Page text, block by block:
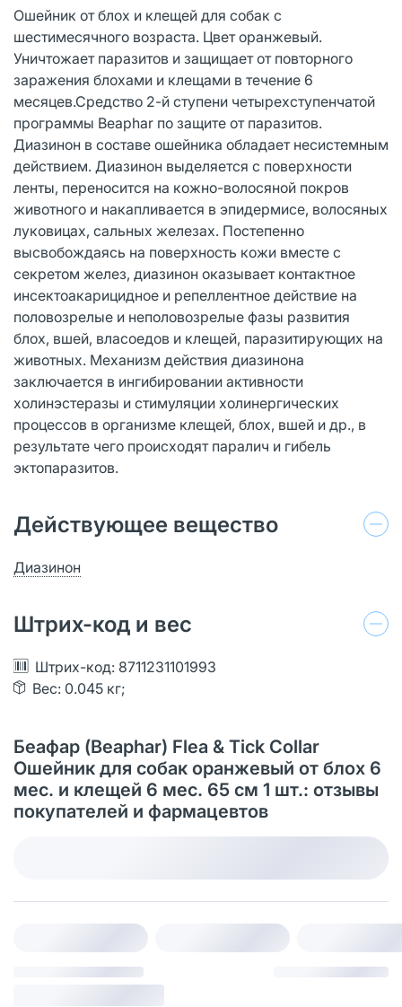
Ошейник от блох и клещей для собак с
шестимесячного возраста. Цвет оранжевый.
Уничтожает паразитов и защищает от повторного
заражения блохами и клещами в течение 6
месяцев.Средство 2-й ступени четырехступенчатой
программы Beaphar по защите от паразитов.
Диазинон в составе ошейника обладает несистемным
действием. Диазинон выделяется с поверхности
ленты, переносится на кожно-волосяной покров
животного и накапливается в эпидермисе, волосяных
луковицах, сальных железах. Постепенно
высвобождаясь на поверхность кожи вместе с
секретом желез, диазинон оказывает контактное
инсектоакарицидное и репеллентное действие на
половозрелые и неполовозрелые фазы развития
блох, вшей, власоедов и клещей, паразитирующих на
животных. Механизм действия диазинона
заключается в ингибировании активности
холинэстеразы и стимуляции холинергических
процессов в организме клещей, блох, вшей и др., в
результате чего происходят паралич и гибель
эктопаразитов.
Действующее вещество
Диазинон
Штрих-код и вес
Штрих-код: 8711231101993
Вес: 0.045 кг;
Беафар (Beaphar) Flea & Tick Collar
Ошейник для собак оранжевый от блох 6
мес. и клещей 6 мес. 65 см 1 шт.: отзывы
покупателей и фармацевтов